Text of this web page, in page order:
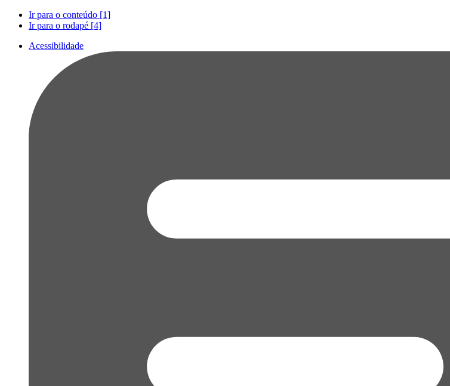
Ir para o conteúdo [1]
Ir para o rodapé [4]
Acessibilidade